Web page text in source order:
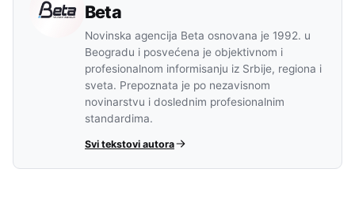
Beta
Novinska agencija Beta osnovana je 1992. u
Beogradu i posvećena je objektivnom i
profesionalnom informisanju iz Srbije, regiona i
sveta. Prepoznata je po nezavisnom
novinarstvu i doslednim profesionalnim
standardima.
Svi tekstovi autora